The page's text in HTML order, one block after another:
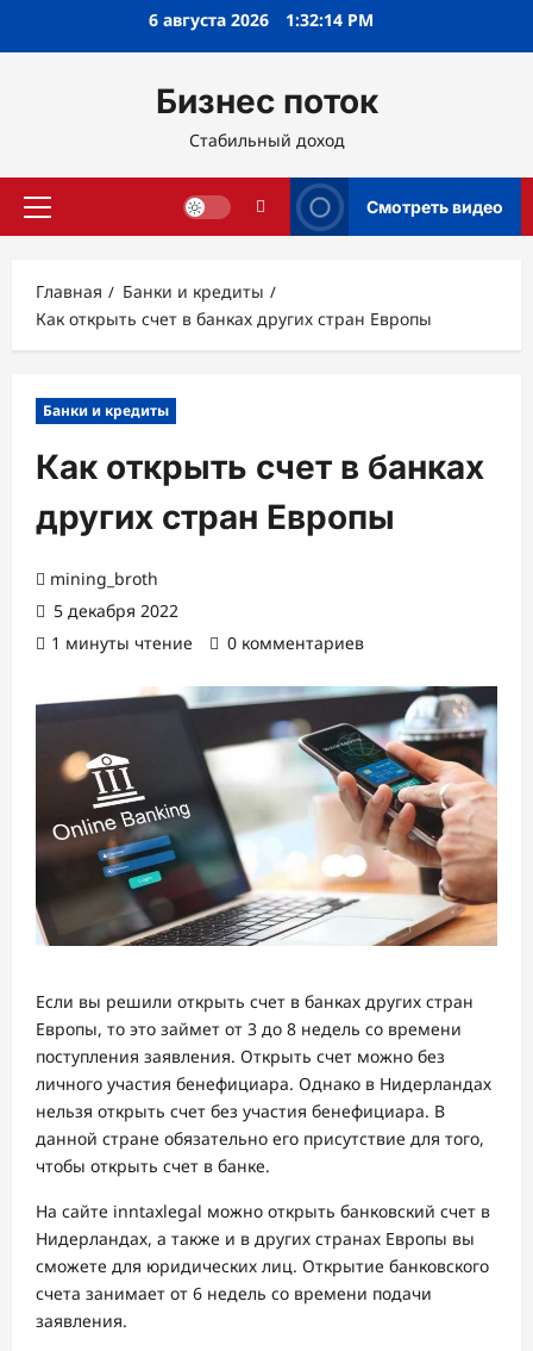
6 августа 2026 1:32:15 PM
Бизнес поток
Стабильный доход
Основное
Смотреть видео
Главная
Банки и кредиты
Как открыть счет в банках других стран Европы
Банки и кредиты
Как открыть счет в банках
других стран Европы
mining_broth
5 декабря 2022
1 минуты чтение
0 комментариев
Если вы решили открыть счет в банках других стран
Европы, то это займет от 3 до 8 недель со времени
поступления заявления. Открыть счет можно без
личного участия бенефициара. Однако в Нидерландах
нельзя открыть счет без участия бенефициара. В
данной стране обязательно его присутствие для того,
чтобы открыть счет в банке.
На сайте inntaxlegal можно открыть банковский счет в
Нидерландах, а также и в других странах Европы вы
сможете для юридических лиц. Открытие банковского
счета занимает от 6 недель со времени подачи
заявления.